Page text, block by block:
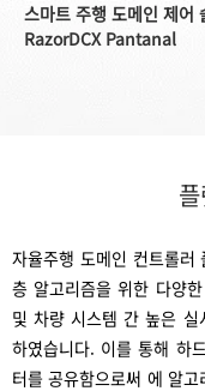
스마트 주행 도메인 제어
RazorDCX Pantanal
자율주행 도메인 컨트롤러
층 알고리즘을 위한 다양
및 차량 시스템 간 높은 실
하였습니다. 이를 통해 하
터를 공유함으로써 에 알